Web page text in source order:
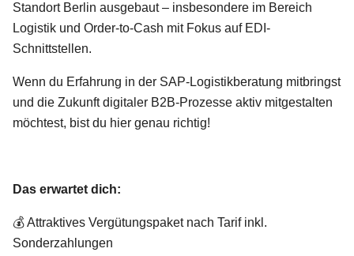
Standort Berlin ausgebaut – insbesondere im Bereich
Logistik und Order-to-Cash mit Fokus auf EDI-
Schnittstellen.
Wenn du Erfahrung in der SAP-Logistikberatung mitbringst
und die Zukunft digitaler B2B-Prozesse aktiv mitgestalten
möchtest, bist du hier genau richtig!
Das erwartet dich:
💰 Attraktives Vergütungspaket nach Tarif inkl.
Sonderzahlungen